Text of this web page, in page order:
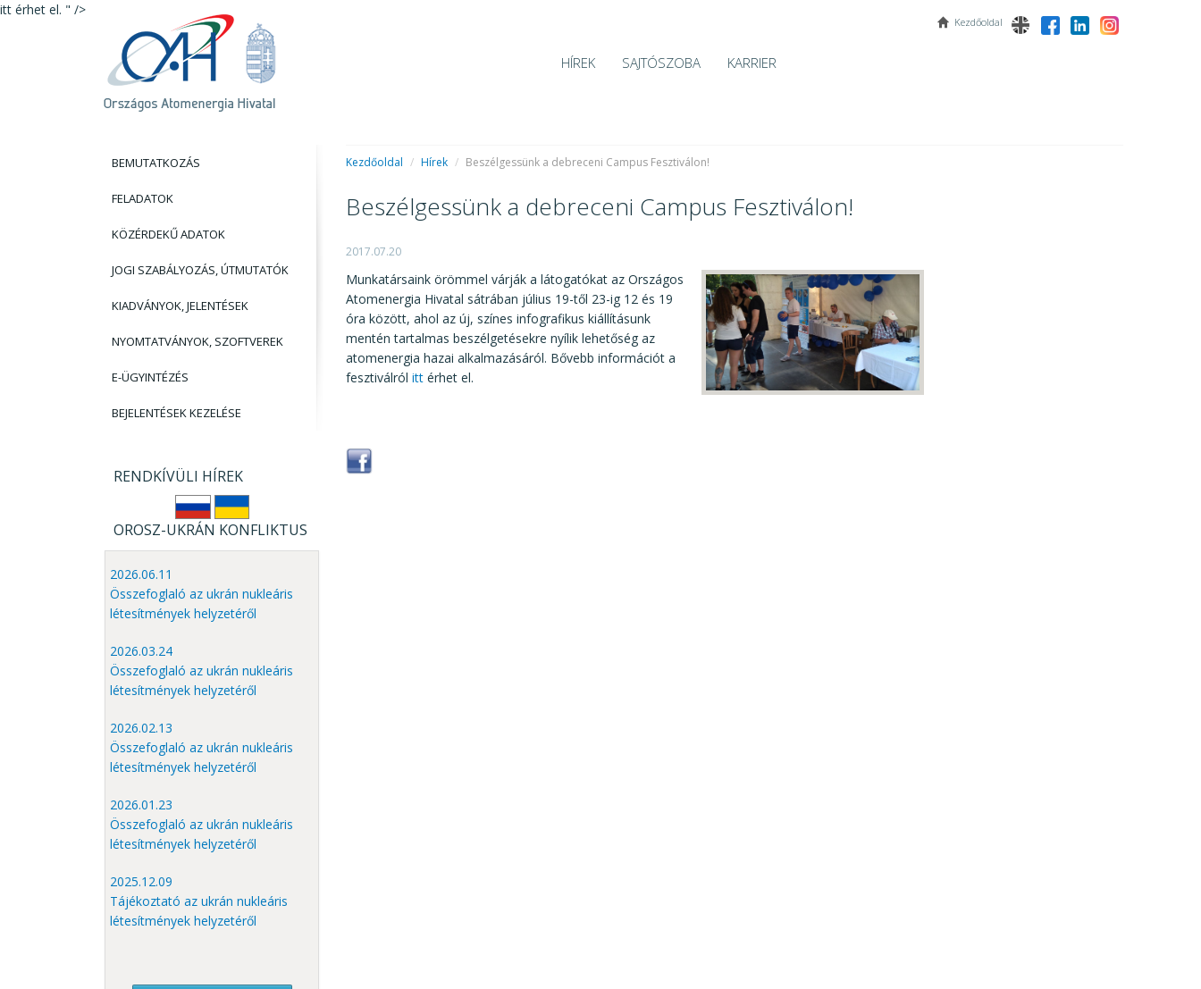
itt érhet el. " />
Kezdőoldal
HÍREK SAJTÓSZOBA KARRIER
BEMUTATKOZÁS
FELADATOK
KÖZÉRDEKŰ ADATOK
JOGI SZABÁLYOZÁS, ÚTMUTATÓK
KIADVÁNYOK, JELENTÉSEK
NYOMTATVÁNYOK, SZOFTVEREK
E-ÜGYINTÉZÉS
BEJELENTÉSEK KEZELÉSE
RENDKÍVÜLI HÍREK
OROSZ-UKRÁN KONFLIKTUS
2026.06.11
Összefoglaló az ukrán nukleáris
létesítmények helyzetéről
2026.03.24
Összefoglaló az ukrán nukleáris
létesítmények helyzetéről
2026.02.13
Összefoglaló az ukrán nukleáris
létesítmények helyzetéről
2026.01.23
Összefoglaló az ukrán nukleáris
létesítmények helyzetéről
2025.12.09
Tájékoztató az ukrán nukleáris
létesítmények helyzetéről
Kezdőoldal / Hírek / Beszélgessünk a debreceni Campus Fesztiválon!
Beszélgessünk a debreceni Campus Fesztiválon!
2017.07.20
Munkatársaink örömmel várják a látogatókat az Országos
Atomenergia Hivatal sátrában július 19-től 23-ig 12 és 19
óra között, ahol az új, színes infografikus kiállításunk
mentén tartalmas beszélgetésekre nyílik lehetőség az
atomenergia hazai alkalmazásáról. Bővebb információt a
fesztiválról itt érhet el.